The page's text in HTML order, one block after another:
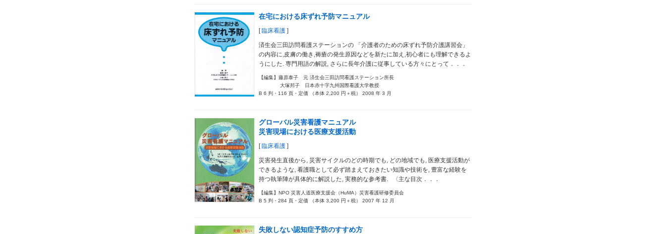
在宅における床ずれ予防マニュアル
[臨床看護 ]
済生会三田訪問看護ステーションの 「介護者のための床ずれ予防介護講習会」
の内容に,皮膚の働き,褥瘡の発生原因などを新たに加え,初心者にも理解できるよ
うにした. 専門用語の解説, さらに長年介護に従事している方々にとって．．．
【編集】藤原泰子 元 済生会三田訪問看護ステーション所長
大塚邦子 日本赤十字九州国際看護大学教授
B 6 判・116 頁・定価 （本体 2,200 円＋税） 2008 年 3 月
グローバル災害看護マニュアル
災害現場における医療支援活動
[臨床看護 ]
災害発生直後から, 災害サイクルのどの時期でも, どの地域でも, 医療支援活動が
できるような, 看護職として必ず踏まえておきたい知識や技術を, 豊富な経験を
持つ執筆陣が具体的に解説した, 実務的な参考書. 〈主な目次．．．
【編集】NPO 災害人道医療支援会（HuMA）災害看護研修委員会
B 5 判・284 頁・定価 （本体 3,200 円＋税） 2007 年 12 月
失敗しない認知症予防のすすめ方